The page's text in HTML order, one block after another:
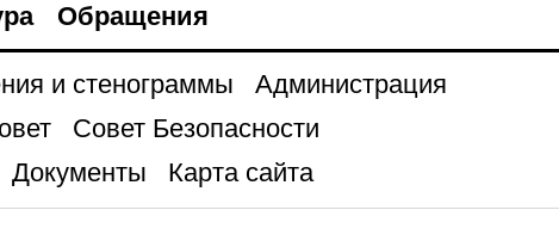
Обращения
и стенограммы
Администрация
Совет Безопасности
Документы Карта сайта